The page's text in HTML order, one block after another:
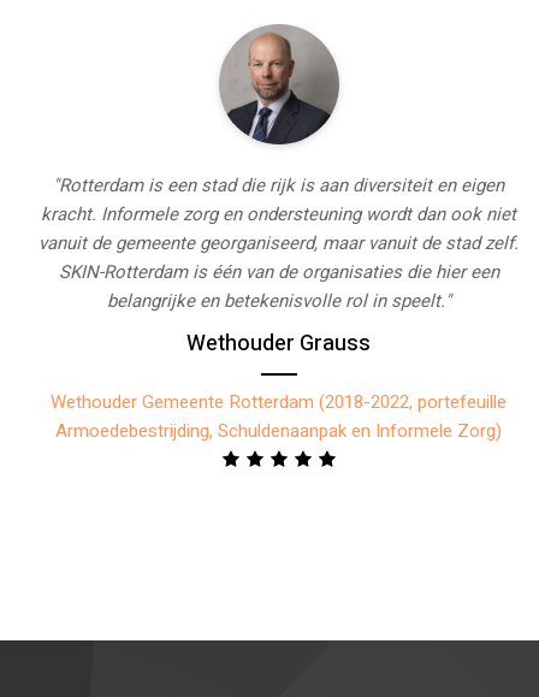
"SKIN-Rotterdam is in veel opzichten een grote zegen voor
de kerk. Ten eerste in het verbinden van internationale
kerken in Nederland. Ten tweede in het bevorderen van de
betrokkenheid van de gemeenschappen en de verbinding
tussen de autochtone en de internationale kerken. Ten
slotte door alle kerken kansen te bieden om samen van
invloed te zijn in de Nederlandse samenleving."
Dele Olowu
Redeemed Christian Church of God(hoofdkantoor Europa,